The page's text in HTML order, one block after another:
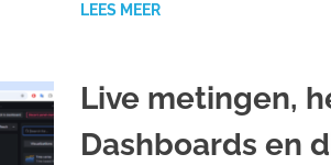
LEES MEER
Live metingen,
Dashboards en